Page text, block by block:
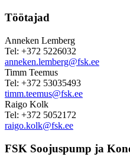
Töötajad
Anneken Lemberg
Tel: +372 5226032
anneken.lemberg@fsk.ee
Timm Teemus
Tel: +372 53035493
timm.teemus@fsk.ee
Raigo Kolk
Tel: +372 5052172
raigo.kolk@fsk.ee
FSK Soojuspump ja